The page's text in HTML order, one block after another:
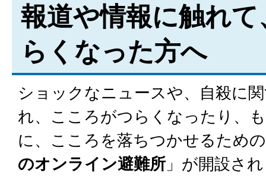
報道や情報に触れ
らくなった方へ
ショックなニュースや、自殺に
れ、こころがつらくなったり、
に、こころを落ちつかせるため
のオンライン避難所 」が開設さ